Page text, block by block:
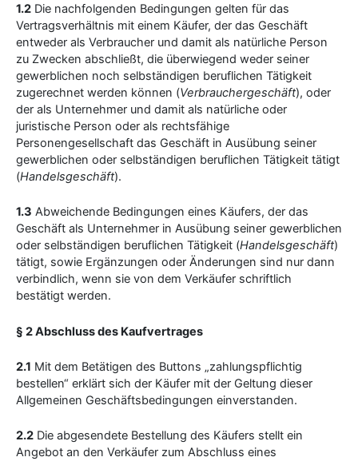
1.2 Die nachfolgenden Bedingungen gelten für das
Vertragsverhältnis mit einem Käufer, der das Geschäft
entweder als Verbraucher und damit als natürliche Person
zu Zwecken abschließt, die überwiegend weder seiner
gewerblichen noch selbständigen beruflichen Tätigkeit
zugerechnet werden können (Verbrauchergeschäft), oder
der als Unternehmer und damit als natürliche oder
juristische Person oder als rechtsfähige
Personengesellschaft das Geschäft in Ausübung seiner
gewerblichen oder selbständigen beruflichen Tätigkeit tätigt
(Handelsgeschäft).
1.3 Abweichende Bedingungen eines Käufers, der das
Geschäft als Unternehmer in Ausübung seiner gewerblichen
oder selbständigen beruflichen Tätigkeit (Handelsgeschäft)
tätigt, sowie Ergänzungen oder Änderungen sind nur dann
verbindlich, wenn sie von dem Verkäufer schriftlich
bestätigt werden.
§ 2 Abschluss des Kaufvertrages
2.1 Mit dem Betätigen des Buttons „zahlungspflichtig
bestellen“ erklärt sich der Käufer mit der Geltung dieser
Allgemeinen Geschäftsbedingungen einverstanden.
2.2 Die abgesendete Bestellung des Käufers stellt ein
Angebot an den Verkäufer zum Abschluss eines